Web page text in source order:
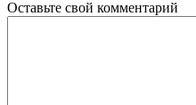
Оставьте свой комментарий